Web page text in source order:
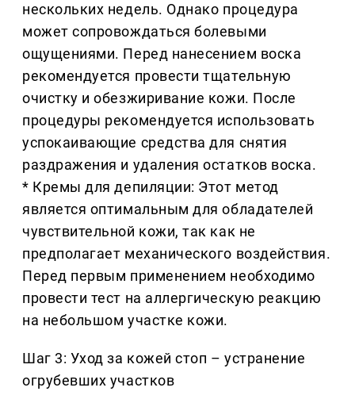
нескольких недель. Однако процедура
может сопровождаться болевыми
ощущениями. Перед нанесением воска
рекомендуется провести тщательную
очистку и обезжиривание кожи. После
процедуры рекомендуется использовать
успокаивающие средства для снятия
раздражения и удаления остатков воска.
* Кремы для депиляции: Этот метод
является оптимальным для обладателей
чувствительной кожи, так как не
предполагает механического воздействия.
Перед первым применением необходимо
провести тест на аллергическую реакцию
на небольшом участке кожи.
Шаг 3: Уход за кожей стоп – устранение
огрубевших участков